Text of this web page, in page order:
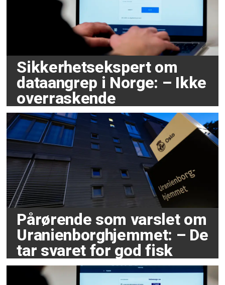
Sikkerhetsekspert om
dataangrep i Norge: – Ikke
overraskende
Pårørende som varslet om
Uranienborghjemmet: – De
tar svaret for god fisk